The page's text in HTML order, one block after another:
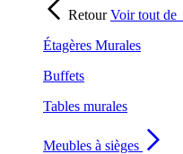
RetourVoir tout de
Étagères Murales
Buffets
Tables murales
Meubles à sièges